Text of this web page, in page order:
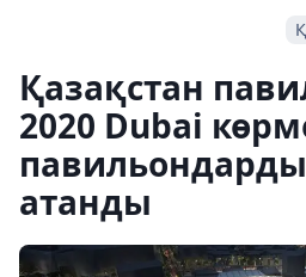
Қазақстан
2020 Dubai
атанды